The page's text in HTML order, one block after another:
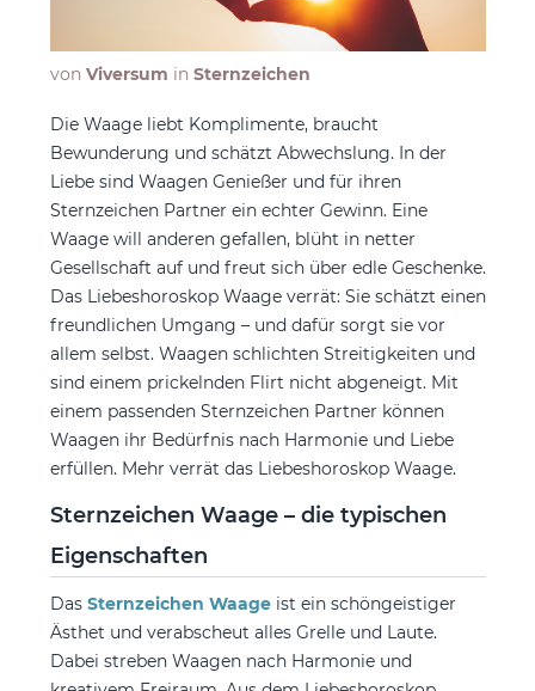
von Viversum in Sternzeichen
Die Waage liebt Komplimente, braucht
Bewunderung und schätzt Abwechslung. In der
Liebe sind Waagen Genießer und für ihren
Sternzeichen Partner ein echter Gewinn. Eine
Waage will anderen gefallen, blüht in netter
Gesellschaft auf und freut sich über edle Geschenke.
Das Liebeshoroskop Waage verrät: Sie schätzt einen
freundlichen Umgang – und dafür sorgt sie vor
allem selbst. Waagen schlichten Streitigkeiten und
sind einem prickelnden Flirt nicht abgeneigt. Mit
einem passenden Sternzeichen Partner können
Waagen ihr Bedürfnis nach Harmonie und Liebe
erfüllen. Mehr verrät das Liebeshoroskop Waage.
Sternzeichen Waage – die typischen
Eigenschaften
Das Sternzeichen Waageist ein schöngeistiger
Ästhet und verabscheut alles Grelle und Laute.
Dabei streben Waagen nach Harmonie und